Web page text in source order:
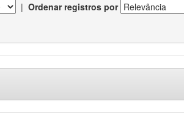
| Ordenar registros por